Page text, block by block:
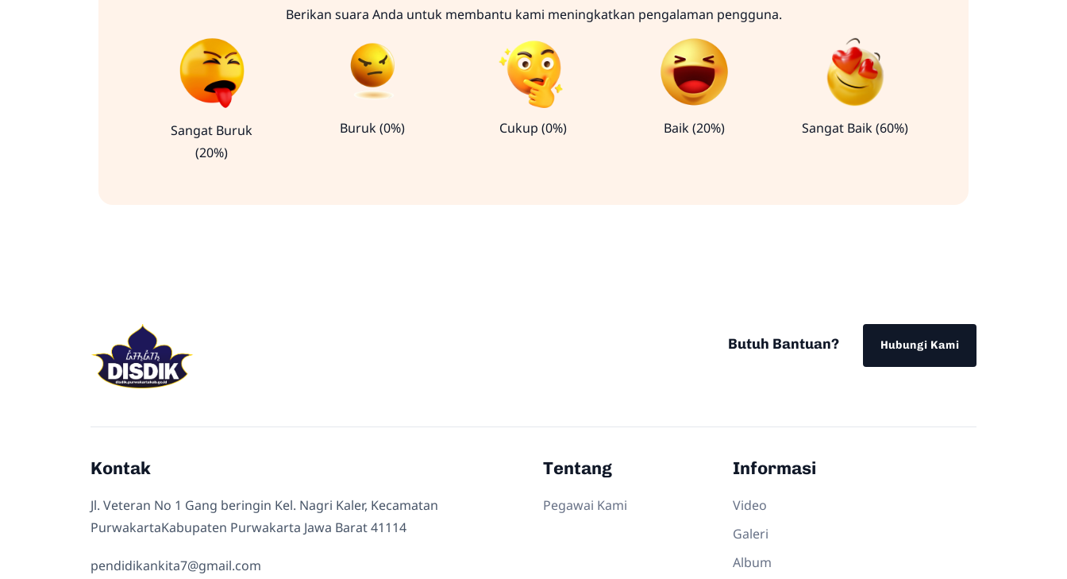
Berikan suara Anda untuk membantu kami meningkatkan pengalaman pengguna.
Sangat Buruk
(20%)
Buruk (0%) Cukup (0%) Baik (20%) Sangat Baik (60%)
Butuh Bantuan? Hubungi Kami
Kontak
Jl. Veteran No 1 Gang beringin Kel. Nagri Kaler, Kecamatan
PurwakartaKabupaten Purwakarta Jawa Barat 41114
pendidikankita7@gmail.com
Tentang
Pegawai Kami
Informasi
Video
Galeri
Album